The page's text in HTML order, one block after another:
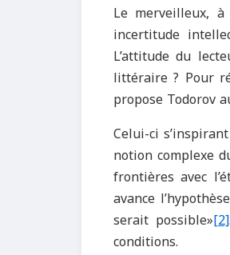
Le merveilleux,
incertitude
L’attitude du
littéraire ? Pour
propose Todorov
Celui-ci
notion complexe
frontières avec
avance
serait possible»[2]
conditions.